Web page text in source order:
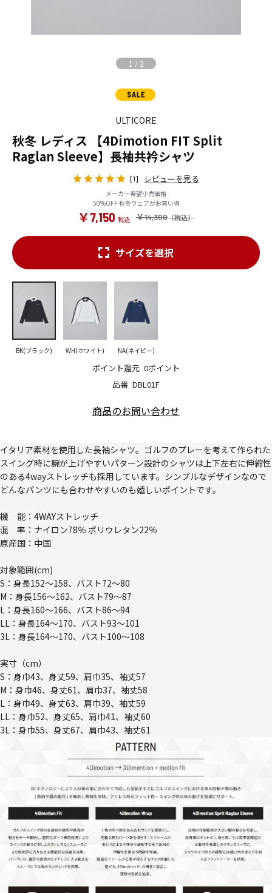
1 / 2
ULTICORE
秋冬 レディス 【4Dimotion FIT Split
Raglan Sleeve】長袖共衿シャツ
[1] レビューを見る
メーカー希望小売価格
50%OFF 秋冬ウェアがお買い得
￥14,300
￥7,150
品番 DBL01F
ポイント還元 0ポイント
サイズを選択
BK(ブラック) WH(ホワイト) NA(ネイビー)
商品のお問い合わせ
イタリア素材を使用した長袖シャツ。ゴルフのプレーを考えて作られた
スイング時に腕が上げやすいパターン設計のシャツは上下左右に伸縮性
のある4wayストレッチも採用しています。シンプルなデザインなので
どんなパンツにも合わせやすいのも嬉しいポイントです。
機 能：4WAYストレッチ
混 率：ナイロン78％ ポリウレタン22％
原産国：中国
対象範囲(cm)
S：身長152～158、バスト72～80
M：身長156～162、バスト79～87
L：身長160～166、バスト86～94
LL：身長164～170、バスト93～101
3L：身長164～170、バスト100～108
実寸（cm）
S：身巾43、身丈59、肩巾35、袖丈57
M：身巾46、身丈61、肩巾37、袖丈58
L：身巾49、身丈63、肩巾39、袖丈59
LL：身巾52、身丈65、肩巾41、袖丈60
3L：身巾55、身丈67、肩巾43、袖丈61